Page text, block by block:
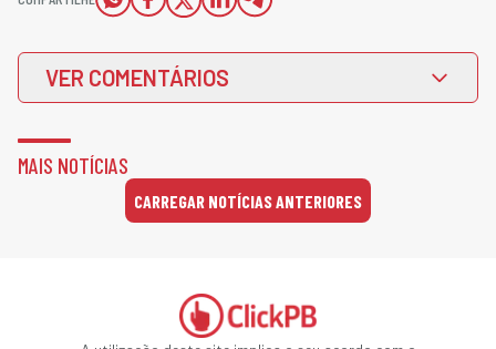
VER COMENTÁRIOS
MAIS NOTÍCIAS
CARREGAR NOTÍCIAS ANTERIORES